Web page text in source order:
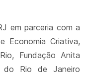
em parceria com a
Economia Criativa,
Fundação Anita
Rio de Janeiro